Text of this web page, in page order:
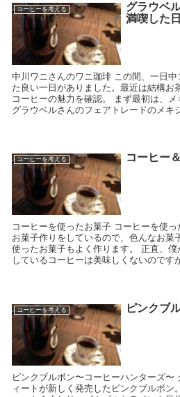
コーヒーを考える
グラウベ
満喫した日
中川ワニさんのワニ珈琲 この間、一日
た良い一日がありました。最近は結構お
コーヒーの魅力を確認。 まず最初は、メ
グラウベルさんのフェアトレードのメキ
コーヒーを考える コーヒー
コーヒーを使ったお菓子 コーヒーを使
お菓子作りをしているので、色んなお菓
使ったお菓子もよく作ります。 正直、
しているコーヒーは美味しくないのです
コーヒーを考える ピンクブ
ピンクブルボン〜コーヒーハンターズ〜
ィートが新しく発売したピンクブルボン